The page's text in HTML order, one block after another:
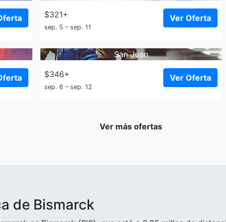
$321+
sep. 5 – sep. 11
Ver Oferta
San Juan
$346+
sep. 6 – sep. 12
Ver Oferta
Ver más ofertas
de Bismarck